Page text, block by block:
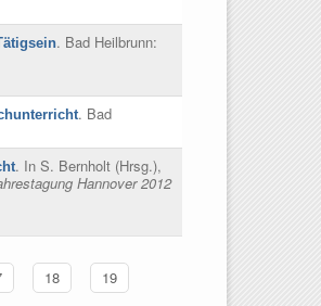
. Bad Heilbrunn:
. Bad
. In S. Bernholt (Hrsg.),
Hannover 2012
18
19